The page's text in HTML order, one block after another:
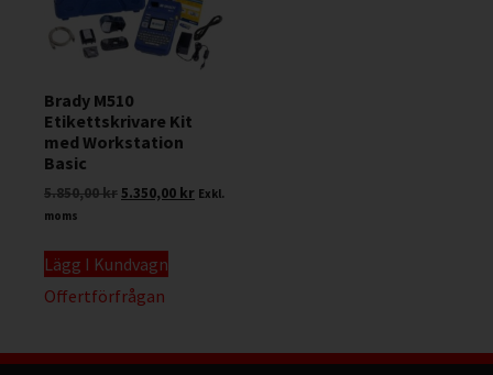
Brady M510
Etikettskrivare Kit
med Workstation
Basic
5.850,00kr5.350,00 kr Exkl.
moms
Lägg I Kundvagn
Offertförfrågan